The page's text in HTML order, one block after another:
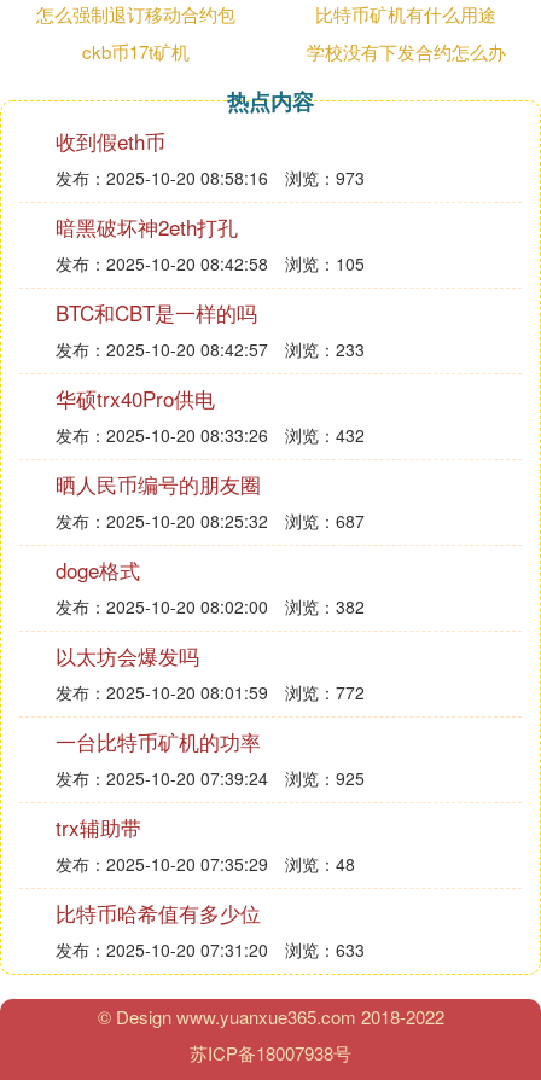
3. FTX暴雷事件剖析
FTX的暴雷事件，正是CEX安全隐患的集中体现。FT
X创始人Sam Bankman-Fried（SBF）通过其旗下的
对冲基金Alameda Research，从FTX低价购入FTT，
并在市场上推高其价格，再以高价的FTT作为抵押物
来向FTX贷款。FTX将超过100亿美元的客户的资金
贷款给Alameda，让其进行高杠杆的交易来扩大收
益。最终，这一高风险操作导致FTX资金链断裂，用
户资金遭受重大损失。
二、信任危机下DEX将成为大趋势
FTX暴雷后，加密货币社区对CEX产生了严重的信任
危机。用户开始意识到，由于DEX拥有更高的透明
度，因此更安全，用户资金风险更低。因此，更多用
户开始倾向在DEX进行交易。RockFlow研究院判
断，未来DEX将蚕食更多CEX的市场份额。
1. 机制决定DEX很难作恶
DEX之所以难以作恶，根本原因在于其去中心化的机
制。DEX是一个完全去中心化的交易平台，靠部署在
区块链上的智能合约进行运作，背后没有中心化的运
营团队。DEX并不拥有用户的帐号或资产，仅是提供
协议进行交易。因此，理论上用户帐号或者钱包不会
被DEX禁用，用户的钱完全掌握在用户手中。这种机
制下，DEX没有资金掌握权，交易全透明，因此很难
作恶。
2. FTX暴雷后DEX交易量增势明显
从链上数据可知，DEX在FTX暴雷后出现明显的增长
趋势。用户将资金从CEX中取出存入自己的钱包，并
更多使用DEX来进行交易。以主流加密货币ETH为
例，从11月初持续流出CEX，数量从近2600万枚降
遇同样趋势的流出。而DEX的交易量则在11月8号开
始猛增，一路攀升，在11月10日突破单日80亿交易
怎么强制退订移动合约包
比特币矿机有什么用途
ckb币17t矿机
学校没有下发合约怎么办
热点内容
收到假eth币
发布：2025-10-20 08:58:16 浏览：973
暗黑破坏神2eth打孔
发布：2025-10-20 08:42:58 浏览：105
BTC和CBT是一样的吗
发布：2025-10-20 08:42:57 浏览：233
华硕trx40Pro供电
发布：2025-10-20 08:33:26 浏览：432
晒人民币编号的朋友圈
发布：2025-10-20 08:25:32 浏览：687
doge格式
发布：2025-10-20 08:02:00 浏览：382
以太坊会爆发吗
发布：2025-10-20 08:01:59 浏览：772
一台比特币矿机的功率
发布：2025-10-20 07:39:24 浏览：925
trx辅助带
发布：2025-10-20 07:35:29 浏览：48
比特币哈希值有多少位
发布：2025-10-20 07:31:20 浏览：633
© Design www.yuanxue365.com 2018-2022
苏ICP备18007938号